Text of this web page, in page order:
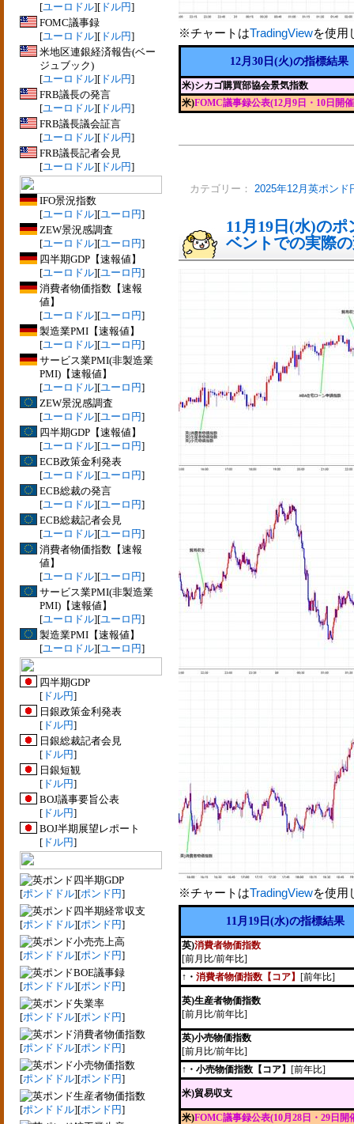
[ユーロドル][ ドル円]
FOMC議事録
[ユーロドル][ ドル円]
米地区連銀経済報告(ベー
ジュブック)
[ユーロドル][ ドル円]
FRB議長の発言
[ユーロドル][ ドル円]
FRB議長議会証言
[ユーロドル][ ドル円]
FRB議長記者会見
[ユーロドル][ ドル円]
IFO景況指数
[ユーロドル][ユーロ円]
ZEW景況感調査
[ユーロドル][ユーロ円]
四半期GDP【速報値】
[ユーロドル][ユーロ円]
消費者物価指数【速報
値】
[ユーロドル][ユーロ円]
製造業PMI【速報値】
[ユーロドル][ユーロ円]
サービス業PMI(非製造業
PMI)【速報値】
[ユーロドル][ユーロ円]
ZEW景況感調査
[ユーロドル][ユーロ円]
四半期GDP【速報値】
[ユーロドル][ユーロ円]
ECB政策金利発表
[ユーロドル][ユーロ円]
ECB総裁の発言
[ユーロドル][ユーロ円]
ECB総裁記者会見
[ユーロドル][ユーロ円]
消費者物価指数【速報
値】
[ユーロドル][ユーロ円]
サービス業PMI(非製造業
PMI)【速報値】
[ユーロドル][ユーロ円]
製造業PMI【速報値】
[ユーロドル][ユーロ円]
四半期GDP
[ ドル円]
日銀政策金利発表
[ ドル円]
日銀総裁記者会見
[ ドル円]
日銀短観
[ ドル円]
BOJ議事要旨公表
[ ドル円]
BOJ半期展望レポート
[ ドル円]
四半期GDP
[ポンドドル][ポンド円]
四半期経常収支
[ポンドドル][ポンド円]
小売売上高
[ポンドドル][ポンド円]
BOE議事録
[ポンドドル][ポンド円]
失業率
[ポンドドル][ポンド円]
消費者物価指数
[ポンドドル][ポンド円]
小売物価指数
[ポンドドル][ポンド円]
生産者物価指数
[ポンドドル][ポンド円]
※チャートはTradingViewを使用
12月30日(火)の指標結果
米)シカゴ購買部協会景気指数
米)FOMC議事録公表(12月9日・10日開
カテゴリー： 2025年12月英ポンド
11月19日(水)の
ベントでの実際
※チャートはTradingViewを使用
11月19日(水)の指標結果
英)消費者物価指数
[前月比/前年比]
↑・ 消費者物価指数【コア】 [前年比]
英)生産者物価指数
[前月比/前年比]
英)小売物価指数
[前月比/前年比]
↑・小売物価指数【コア】 [前年比]
米)貿易収支
米)FOMC議事録公表(10月28日・29日開